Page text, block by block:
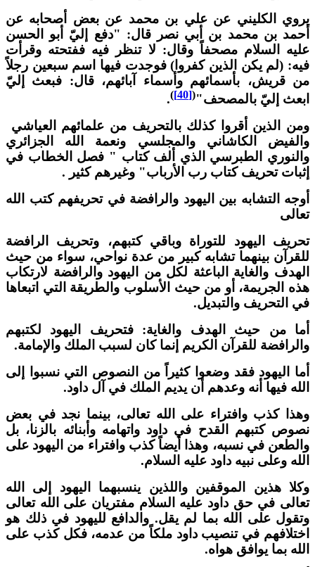
الكليني عن علي بن محمد عن بعض أصحابه عن
بن محمد بن أبي نصر قال: "دفع إليّ أبو الحسن
السلام مصحفاً وقال: لا تنظر فيه ففتحته وقرأت
(لم يكن الذين كفروا) فوجدت فيها اسم سبعين رجلاً
قريش، بأسمائهم وأسماء آبائهم، قال: فبعث إليّ
إليّ بالمصحف"(
[40]
)
.
الذين أقروا كذلك بالتحريف من علمائهم العياشي
الكاشاني والمجلسي ونعمة الله الجزائري
الطبرسي الذي ألف كتاب " فصل الخطاب في
تحريف كتاب رب الأرباب" وغيرهم كثير .
التشابه بين اليهود والرافضة في تحريفهم كتب الله
اليهود للتوراة وباقي كتبهم، وتحريف الرافضة
بينهما تشابه كبير من عدة نواحي، سواء من حيث
والغاية الباعثة لكل من اليهود والرافضة لارتكاب
الجريمة، أو من حيث الأسلوب والطريقة التي اتبعاها
التحريف والتبديل.
من حيث الهدف والغاية: فتحريف اليهود لكتبهم
للقرآن الكريم إنما كان لسبب الملك والإمامة.
اليهود فقد وضعوا كثيراً من النصوص التي نسبوا إلى
فيها أنه وعدهم أن يديم الملك في آل داود.
كذب وافتراء على الله تعالى، بينما نجد في بعض
كتبهم القدح في داود واتهامه وأبنائه بالزنا، بل
في نسبه، وهذا أيضاً كذب وافتراء من اليهود على
وعلى نبيه داود عليه السلام.
هذين الموقفين واللذين ينسبهما اليهود إلى الله
في حق داود عليه السلام مفتريان على الله تعالى
على الله بما لم يقل. والدافع لليهود في ذلك هو
في تنصيب داود ملكاً من عدمه، فكل كذب على
بما يوافق هواه.